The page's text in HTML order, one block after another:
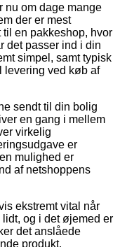
nu om dage mange
der er mest
en pakkeshop, hvor
det passer ind i din
simpel, samt typisk
levering ved køb af
sendt til din bolig
en gang i mellem
virkelig
er
mulighed er
af netshoppens
ekstremt vital når
og i det øjemed er
det anslåede
produkt.